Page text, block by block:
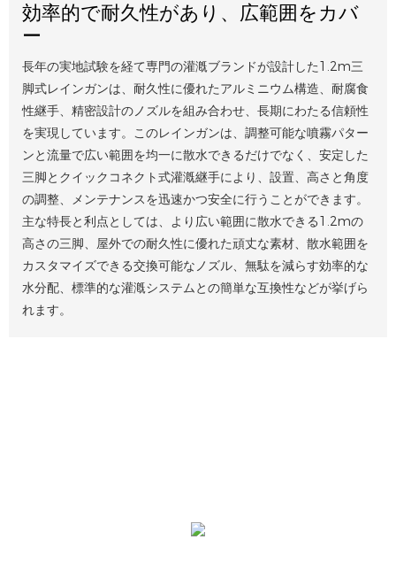
効率的で耐久性があり、広範囲をカバ
ー
長年の実地試験を経て専門の灌漑ブランドが設計した1.2m三
脚式レインガンは、耐久性に優れたアルミニウム構造、耐腐食
性継手、精密設計のノズルを組み合わせ、長期にわたる信頼性
を実現しています。このレインガンは、調整可能な噴霧パター
ンと流量で広い範囲を均一に散水できるだけでなく、安定した
三脚とクイックコネクト式灌漑継手により、設置、高さと角度
の調整、メンテナンスを迅速かつ安全に行うことができます。
主な特長と利点としては、より広い範囲に散水できる1.2mの
高さの三脚、屋外での耐久性に優れた頑丈な素材、散水範囲を
カスタマイズできる交換可能なノズル、無駄を減らす効率的な
水分配、標準的な灌漑システムとの簡単な互換性などが挙げら
れます。